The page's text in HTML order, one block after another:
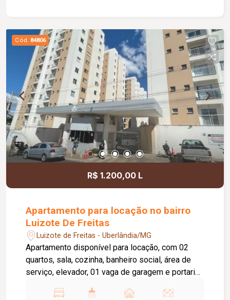
Cód. 84806
R$ 1.200,00 L
Apartamento para locação no bairro
Luizote De Freitas
Luizote de Freitas - Uberlândia/MG
Apartamento disponível para locação, com 02
quartos, sala, cozinha, banheiro social, área de
serviço, elevador, 01 vaga de garagem e portaria
piscina e salão de festas, proporcionando mais